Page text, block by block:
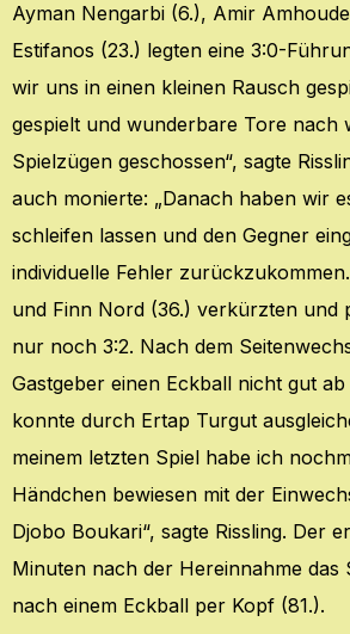
Ayman Nengarbi (6.), Amir
Estifanos (23.) legten eine 3:0-
wir uns in einen kleinen Rausch
gespielt und wunderbare Tore nach
Spielzügen geschossen“, sagte
auch monierte: „Danach haben wir
schleifen lassen und den Gegner
individuelle Fehler
und Finn Nord (36.) verkürzten und
nur noch 3:2. Nach dem
Gastgeber einen Eckball nicht gut
konnte durch Ertap Turgut
meinem letzten Spiel habe ich
Händchen bewiesen mit der
Djobo Boukari“, sagte Rissling. Der
Minuten nach der Hereinnahme das
nach einem Eckball per Kopf (81.).